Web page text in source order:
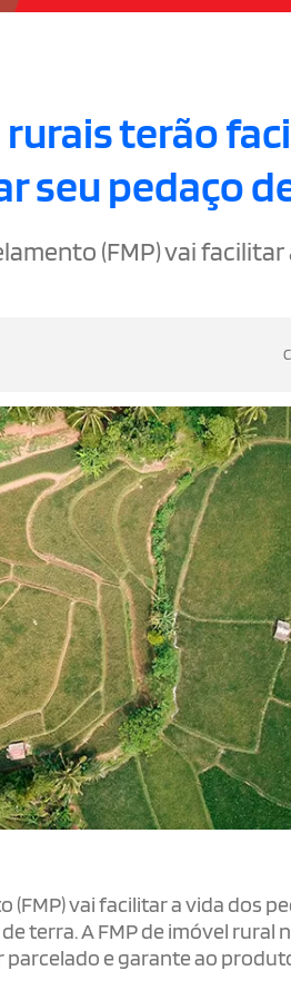
terão
seu pedaço
(FMP) vai
(FMP) vai facilitar a vida dos
terra. A FMP de imóvel rural
e garante ao